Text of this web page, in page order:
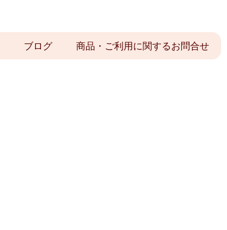
ブログ 商品・ご利用に関するお問合せ